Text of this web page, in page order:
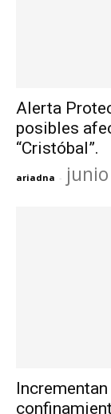
Alerta
posibles
“Cristóbal”.
ariadna -